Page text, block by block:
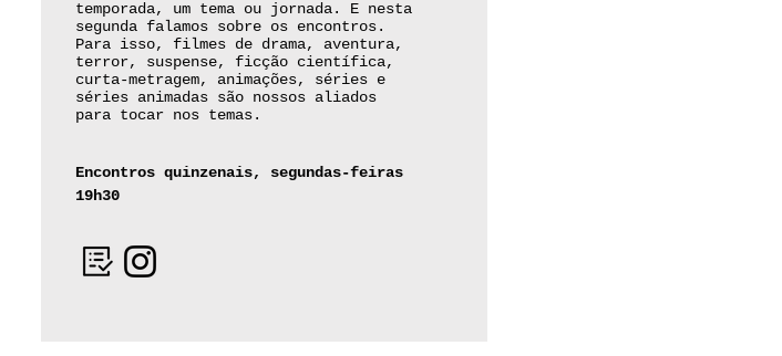
temporada, um tema ou jornada. E nesta
segunda falamos sobre os encontros.
Para isso, filmes de drama, aventura,
terror, suspense, ficção científica,
curta-metragem, animações, séries e
séries animadas são nossos aliados
para tocar nos temas.
Encontros quinzenais, segundas-feiras
19h30